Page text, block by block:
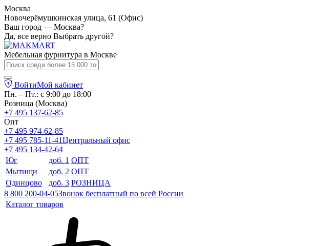
Москва
Новочерёмушкинская улица, 61 (Офис)
Ваш город — Москва?
Да, все верно Выбрать другой?
Мебельная фурнитура в Москве
ВойтиМой кабинет
Пн. – Пт.: с 9:00 до 18:00
Розница (Москва)
+7 495 137-62-85
Опт
+7 495 974-62-85
+7 495 785-11-41Центральный офис
+7 495 134-42-64
Юг
доб. 1 ОПТ
Мытищи
доб. 2 ОПТ
Одинцово
доб. 3 РОЗНИЦА
8 800 200-04-05Звонок бесплатный по всей России
Каталог товаров